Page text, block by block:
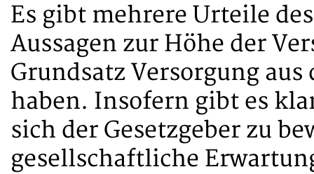
Es gibt mehrere Urteile
Aussagen zur Höhe der
Grundsatz Versorgung
haben. Insofern gibt es
sich der Gesetzgeber zu
gesellschaftliche